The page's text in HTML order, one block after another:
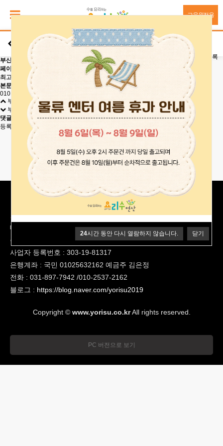
24시간 동안 다시 열람하지 않습니다. 닫기
교육원전용
교육원
검색 목록
부산
부산시 연제구 여고로14번길 61 (거제동) 3층
페이지 정보
최고관리자
2,573
0
본문
010 5157 1216
부산시 부산진구 성지로114번길 32 (초읍동) 1층 우등생class
부산시 연제구 아시아드대로 39 (거제동 레이카운티) 2단지상가 2층 209호
댓글목록
0
등록된 댓글이 없습니다.
서비스이용약관
요리수연산
대표 : 김은정
주소 : 용인시 기흥구 죽전로 57 호암빌딩 504호
사업자 등록번호 : 303-19-81317
은행계좌 : 국민 01025632162 예금주 김은정
전화 : 031-897-7942 /010-2537-2162
블로그 : https://blog.naver.com/yorisu2019
Copyright © www.yorisu.co.krAll rights reserved.
PC 버전으로 보기